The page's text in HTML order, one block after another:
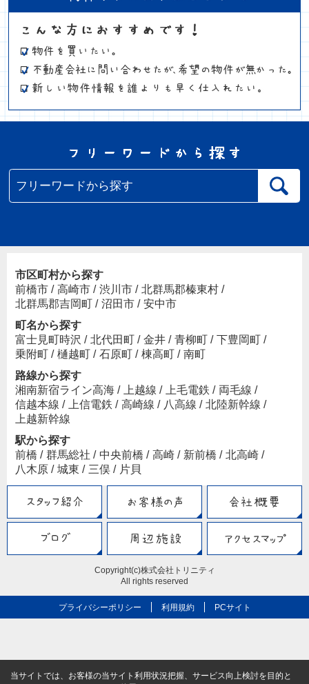
市区町村から探す
前橋市 / 高崎市 / 渋川市 / 北群馬郡榛東村 /
北群馬郡吉岡町 / 沼田市 / 安中市
町名から探す
富士見町時沢 / 北代田町 / 金井 / 青柳町 / 下豊岡町 /
乗附町 / 樋越町 / 石原町 / 棟高町 / 南町
路線から探す
湘南新宿ライン高海 / 上越線 / 上毛電鉄 / 両毛線 /
信越本線 / 上信電鉄 / 高崎線 / 八高線 / 北陸新幹線 /
上越新幹線
駅から探す
前橋 / 群馬総社 / 中央前橋 / 高崎 / 新前橋 / 北高崎 /
八木原 / 城東 / 三俣 / 片貝
Copyright(c)株式会社トリニティ
All rights reserved
プライバシーポリシー 利用規約 PCサイト
当サイトでは、お客様の当サイト利用状況把握、サービス向上検討を目的と